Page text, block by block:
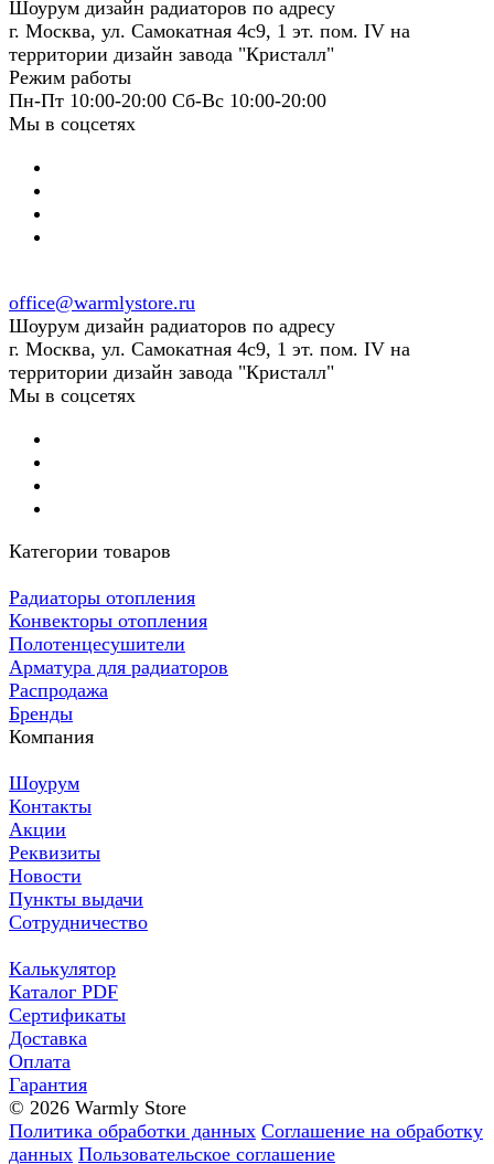
Шоурум дизайн радиаторов по адресу
г. Москва, ул. Самокатная 4с9, 1 эт. пом. IV на
территории дизайн завода "Кристалл"
Режим работы
Пн-Пт 10:00-20:00 Сб-Вс 10:00-20:00
Мы в соцсетях
office@warmlystore.ru
Шоурум дизайн радиаторов по адресу
г. Москва, ул. Самокатная 4с9, 1 эт. пом. IV на
территории дизайн завода "Кристалл"
Мы в соцсетях
Категории товаров
Радиаторы отопления
Конвекторы отопления
Полотенцесушители
Арматура для радиаторов
Распродажа
Бренды
Компания
Шоурум
Контакты
Акции
Реквизиты
Новости
Пункты выдачи
Сотрудничество
Калькулятор
Каталог PDF
Сертификаты
Доставка
Оплата
Гарантия
© 2026 Warmly Store
Политика обработки данных Соглашение на обработку
данных Пользовательское соглашение